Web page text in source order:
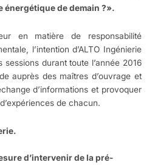
énergétique de demain ?».
en matière de responsabilité
l’intention d’ALTO Ingénierie
durant toute l’année 2016
auprès des maîtres d’ouvrage et
d’informations et provoquer
de chacun.
d’intervenir de la pré-